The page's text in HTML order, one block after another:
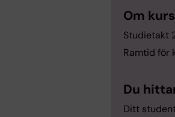
Om
Studietakt
Ramtid för
Du
Ditt